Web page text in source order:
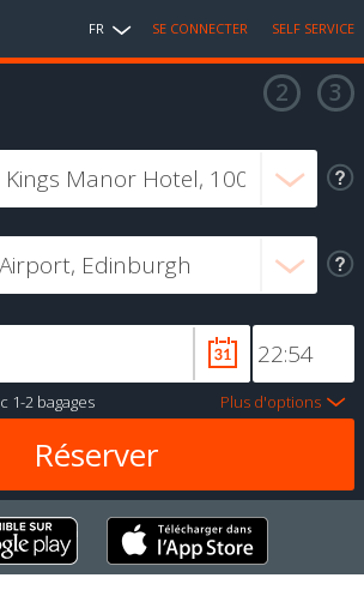
FR SE CONNECTER SELF SERVICE
1-2 bagages Plus d'options